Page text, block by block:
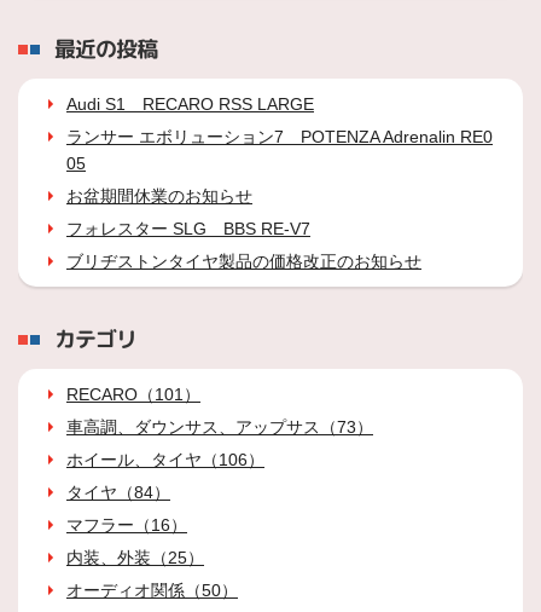
最近の投稿
Audi S1 RECARO RSS LARGE
ランサー エボリューション7 POTENZA Adrenalin RE0
05
お盆期間休業のお知らせ
フォレスター SLG BBS RE-V7
ブリヂストンタイヤ製品の価格改正のお知らせ
カテゴリ
RECARO（101）
車高調、ダウンサス、アップサス（73）
ホイール、タイヤ（106）
タイヤ（84）
マフラー（16）
内装、外装（25）
オーディオ関係（50）